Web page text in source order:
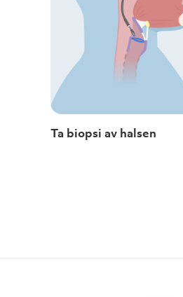
Ta biopsi av halsen